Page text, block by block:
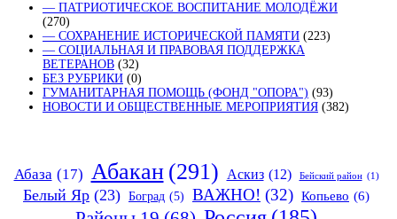
— ПАТРИОТИЧЕСКОЕ ВОСПИТАНИЕ МОЛОДЁЖИ
(270)
— СОХРАНЕНИЕ ИСТОРИЧЕСКОЙ ПАМЯТИ (223)
— СОЦИАЛЬНАЯ И ПРАВОВАЯ ПОДДЕРЖКА
ВЕТЕРАНОВ (32)
БЕЗ РУБРИКИ (0)
ГУМАНИТАРНАЯ ПОМОЩЬ (ФОНД "ОПОРА") (93)
НОВОСТИ И ОБЩЕСТВЕННЫЕ МЕРОПРИЯТИЯ (382)
Абаза (17) Абакан (291) Аскиз (12) Бейский район (1)
Белый Яр (23) Боград (5) ВАЖНО! (32) Копьево (6)